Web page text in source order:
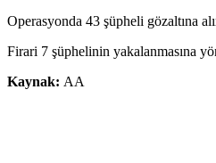
Operasyonda 43 şüpheli gözaltına
Firari 7 şüphelinin yakalanmasına
Kaynak: AA